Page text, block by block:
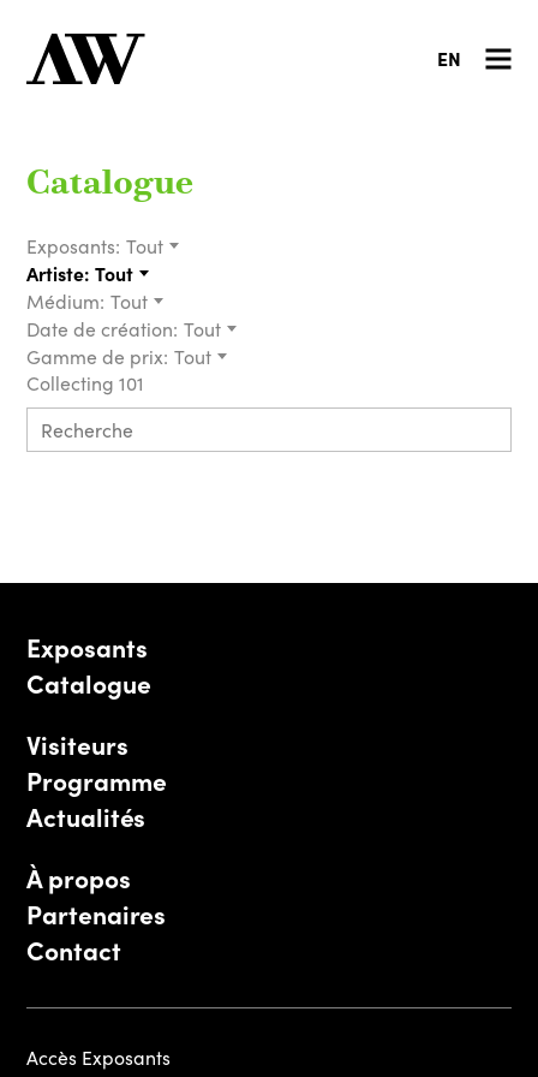
EN
Catalogue
Exposants: Tout
Artiste: Tout
Médium: Tout
Date de création: Tout
Gamme de prix: Tout
Collecting 101
Exposants
Catalogue
Visiteurs
Programme
Actualités
À propos
Partenaires
Contact
Accès Exposants